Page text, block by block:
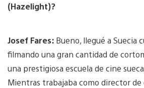
(Hazelight)?
Josef Fares: Bueno, llegué a Suecia
filmando una gran cantidad de
una prestigiosa escuela de cine
Mientras trabajaba como director de